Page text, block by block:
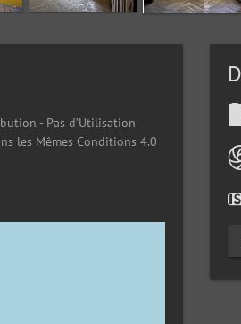
- Pas d’Utilisation
les Mêmes Conditions 4.0